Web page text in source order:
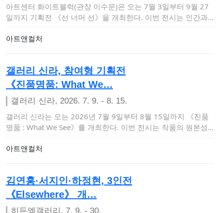
아트센터 화이트블럭(관장 이수문)은 오는 7월 3일부터 9월 27
일까지 기획전 《선 너머 선》을 개최한다. 이번 전시는 인간과
아트앤컬처
갤러리 신라, 참여형 기획전
《진품명품: What We…
갤러리 신라, 2026. 7. 9. - 8. 15.
갤러리 신라는 오는 2026년 7월 9일부터 8월 15일까지 《진품
명품 : What We See》를 개최한다. 이번 전시는 작품의 원본성
아트앤컬처
김연홍·서지인·하정현, 3인전
《Elsewhere》 개…
히든엠갤러리, 7. 9. - 30.